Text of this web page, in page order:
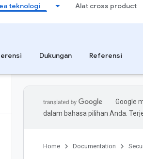
teknologi Alat cross product
Dukungan Referensi
Google
dalam bahasa pilihan Anda.
Home Documentation